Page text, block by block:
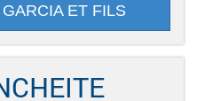
ET FILS